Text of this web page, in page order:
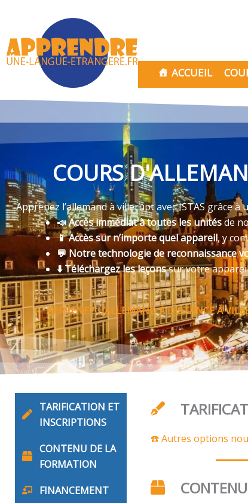
contenu
ACCUEIL
COURS
Apprenez l’allemand à villerupt avec ISTAS grâce
📣 Accès immédiat à toutes les unitésde
📱 Accès sur n’importe quel appareil, y
💬 Notre technologie de reconnaissance
⬇️ Téléchargez les leçonssur votre
APPRENEZ L’ALLEMAND À DISTANCE À
TARIFICATION ET
INSCRIPTIONS
CONTENU DE LA
FORMATION
FINANCEMENT
☎️ Autres options